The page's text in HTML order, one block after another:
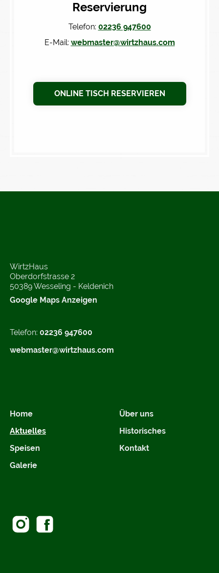
Reservierung
Telefon: 02236 947600
E-Mail: webmaster@wirtzhaus.com
ONLINE TISCH RESERVIEREN
WirtzHaus
Oberdorfstrasse 2
50389 Wesseling - Keldenich
Google Maps Anzeigen
Telefon: 02236 947600
webmaster@wirtzhaus.com
Home
Aktuelles
Speisen
Galerie
Über uns
Historisches
Kontakt